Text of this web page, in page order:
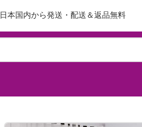
日本国内から発送・配送＆返品無料